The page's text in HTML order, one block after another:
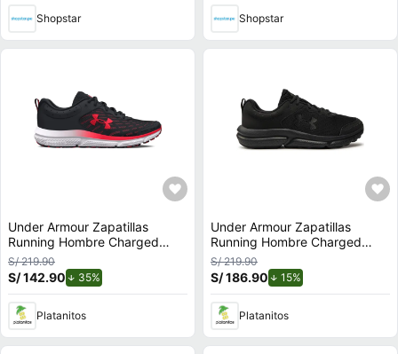
Shopstar Shopstar
Under Armour Zapatillas
Running Hombre Charged
Assert 10
S/ 219.90
S/ 142.90 35%
Platanitos
Under Armour Zapatillas
Running Hombre Charged
Assert 10
S/ 219.90
S/ 186.90 15%
Platanitos